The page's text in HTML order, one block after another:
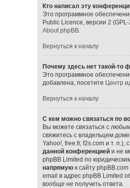
Кто написал эту
Это программное
Public Licence, версии 2
About phpBB.
Вернуться к началу
Почему здесь нет такой-то
Это программное
добавлена, посетите Центр
Вернуться к началу
С кем можно связаться по
Вы можете связаться с
свяжитесь с владельцем
Yahoo!, free.fr, f2s.com и т.
данной конференциейи не
phpBB Limited по
напрямуюк сайту
email в адрес phpBB Limited
вообще не получить ответа.